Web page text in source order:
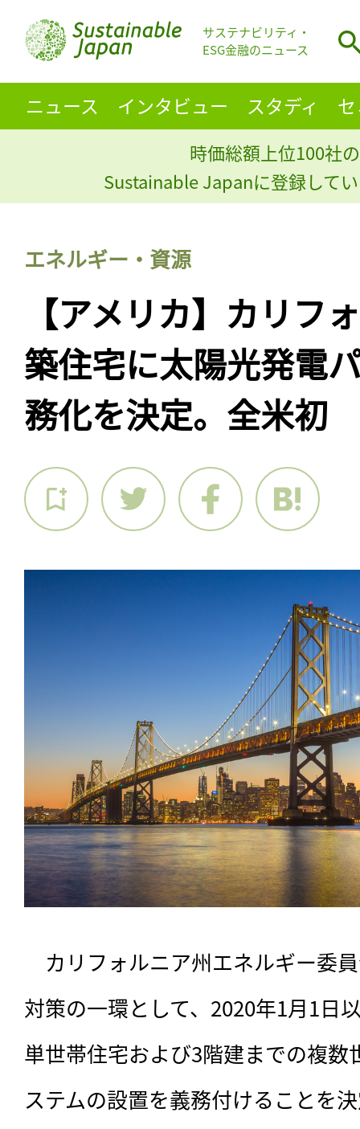
サステナビリティ・
ESG金融のニュース
ニュース インタビュー スタディ
時価総額上位100社
Sustainable Japanに登録して
エネルギー・資源
【アメリカ】カリフ
築住宅に太陽光発電
務化を決定。全米初
カリフォルニア州エネルギー委
対策の一環として、2020年1月1日
単世帯住宅および3階建までの複
ステムの設置を義務付けることを